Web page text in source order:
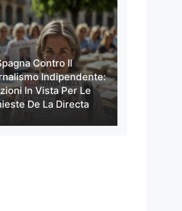
Contro Il
Indipendente:
In Vista Per Le
De La Directa